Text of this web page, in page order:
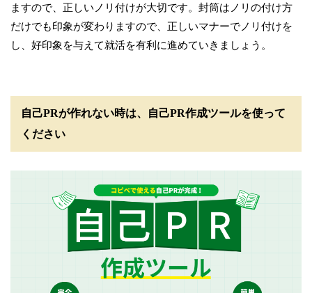
ますので、正しいノリ付けが大切です。封筒はノリの付け方
だけでも印象が変わりますので、正しいマナーでノリ付けを
し、好印象を与えて就活を有利に進めていきましょう。
自己PRが作れない時は、自己PR作成ツールを使って
ください